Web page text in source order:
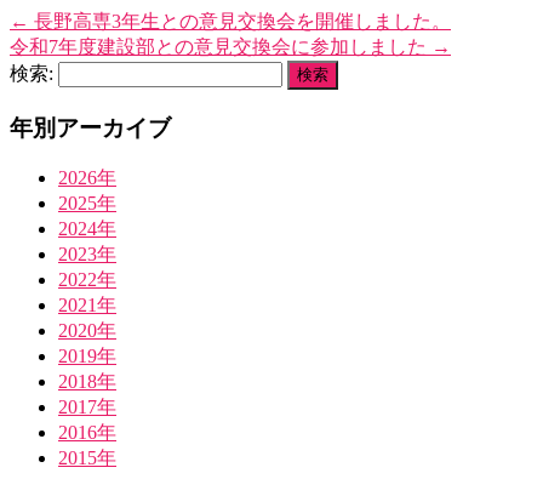
← 長野高専3年生との意見交換会を開催しました。
令和7年度建設部との意見交換会に参加しました →
検索:
年別アーカイブ
2026年
2025年
2024年
2023年
2022年
2021年
2020年
2019年
2018年
2017年
2016年
2015年